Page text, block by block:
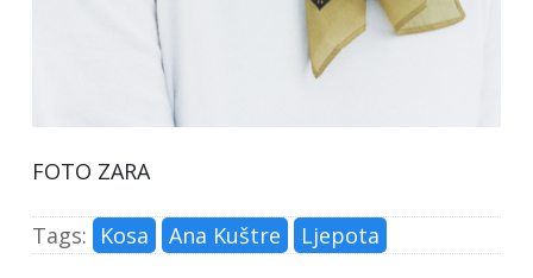
FOTO ZARA
Tags: Kosa Ana Kuštre Ljepota